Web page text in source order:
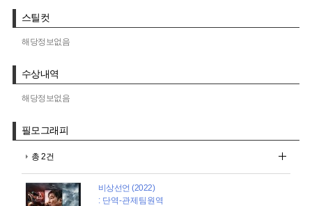
스틸컷
해당정보없음
수상내역
해당정보없음
필모그래피
총 2건
비상선언 (2022)
: 단역-관제팀원역